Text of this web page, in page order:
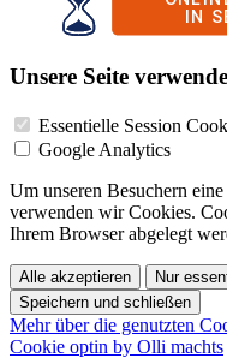
Unsere Seite
Essentielle Session
Google Analytics
Um unseren Besuchern
verwenden wir Cookies.
Ihrem Browser abgelegt
Alle akzeptieren
Nur
Speichern und schließen
Mehr über die genutzten
Cookie optin by Olli machts